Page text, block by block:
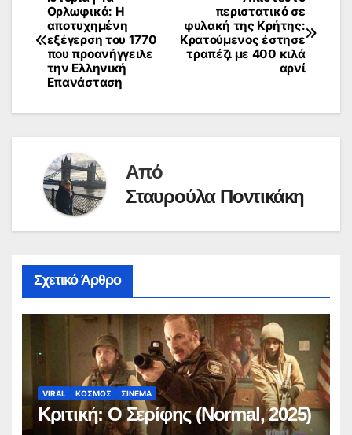
άρθρων
περιστατικό σε
φυλακή της Κρήτης:
Κρατούμενος έστησε
τραπέζι με 400 κιλά
αρνί
Ορλωφικά: Η
αποτυχημένη
εξέγερση του 1770
που προανήγγειλε
την Ελληνική
Επανάσταση
Από
Σταυρούλα Ποντικάκη
Σχετικό Άρθρο
VIRAL ΚΟΣΜΟΣ ΣΙΝΕΜΑ
Κριτική: Ο Σερίφης (Normal, 2025)